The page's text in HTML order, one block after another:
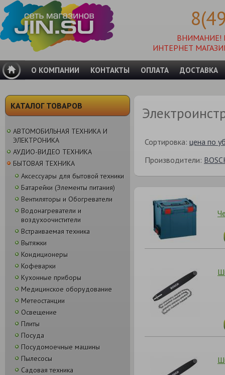
ВНИМАНИЕ!
ИНТЕРНЕТ
О КОМПАНИИ КОНТАКТЫ ОПЛАТА ДОСТАВКА
КАТАЛОГ ТОВАРОВ
АВТОМОБИЛЬНАЯ ТЕХНИКА И
ЭЛЕКТРОНИКА
АУДИО-ВИДЕО ТЕХНИКА
БЫТОВАЯ ТЕХНИКА
Аксессуары для бытовой техники
Батарейки (Элементы питания)
Вентиляторы и Обогреватели
Водонагреватели и
воздухоочистители
Встраиваемая техника
Вытяжки
Кондиционеры
Кофеварки
Кухонные приборы
Медицинское оборудование
Метеостанции
Освещение
Плиты
Посуда
Посудомоечные машины
Пылесосы
Садовая техника
Сортировка: цена по
Производители: